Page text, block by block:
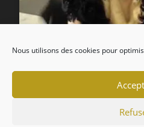
Nous utilisons des cookies pour